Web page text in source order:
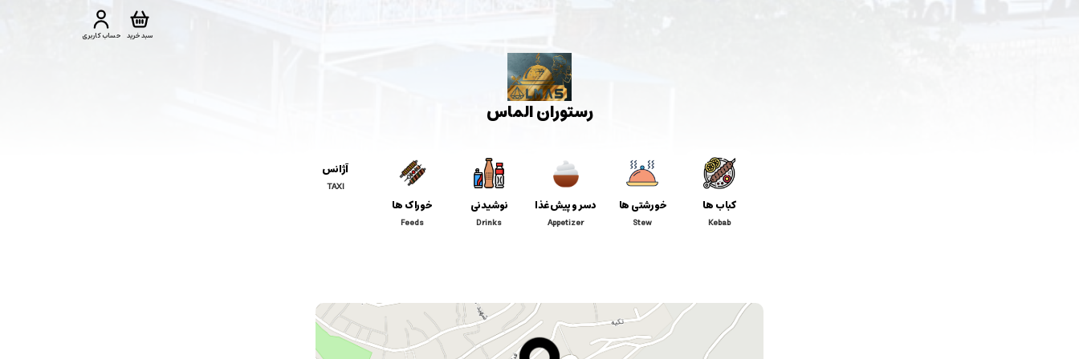
حساب کاربری سبد خرید
رستوران الماس
کباب ها
Kebab
خورشتی ها
Stew
دسر و پیش غذا
Appetizer
نوشیدنی
Drinks
خوراک ها
Feeds
آژانس
TAXI